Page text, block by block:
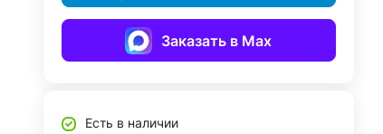
Заказать в Max
Есть в наличии